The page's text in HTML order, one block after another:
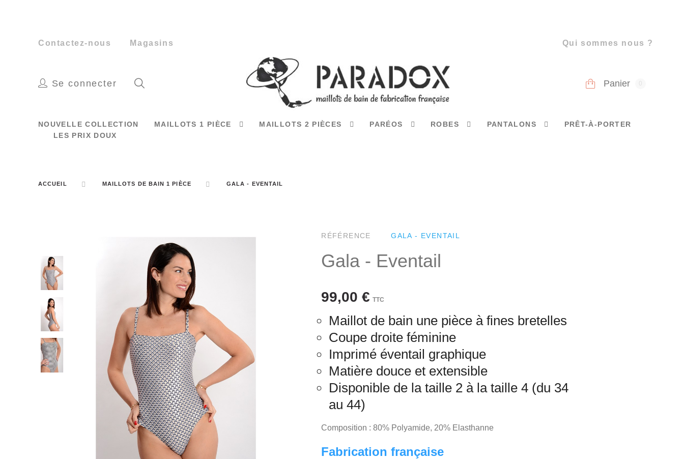
Contactez-nous Magasins Qui sommes nous ?
Se connecter Panier
NOUVELLE COLLECTION MAILLOTS 1 PIÈCE MAILLOTS 2 PIÈCES PARÉOS ROBES PANTALONS
PRÊT-À-PORTER
LES PRIX DOUX
ACCUEIL MAILLOTS DE BAIN 1 PIÈCE GALA - EVENTAIL
RÉFÉRENCE GALA - EVENTAIL
Gala - Eventail
99,00 € TTC
Maillot de bain une pièce à fines bretelles
Coupe droite féminine
Imprimé éventail graphique
Matière douce et extensible
Disponible de la taille 2 à la taille 4 (du 34
au 44)
Composition : 80% Polyamide, 20% Elasthanne
Fabrication française